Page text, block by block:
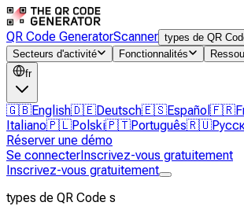
QR Code GeneratorScanner types de QR
Secteurs d'activité
Fonctionnalités
fr
🇬🇧English🇩🇪Deutsch🇪🇸Español 🇫🇷
Italiano🇵🇱Polski🇵🇹Português🇷🇺
Réserver une démo
Se connecterInscrivez-vous gratuitement
Inscrivez-vous gratuitement
types de QR Code s